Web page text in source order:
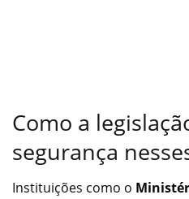
Como a
segurança
Instituições como o